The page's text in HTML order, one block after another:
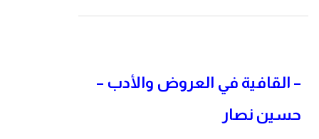
– القافية في العروض والأدب –
حسين نصار